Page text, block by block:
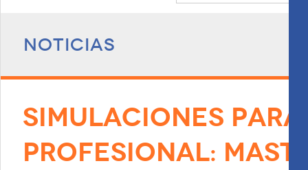
Noticias
SIMULACIONES
PROFESIONAL: